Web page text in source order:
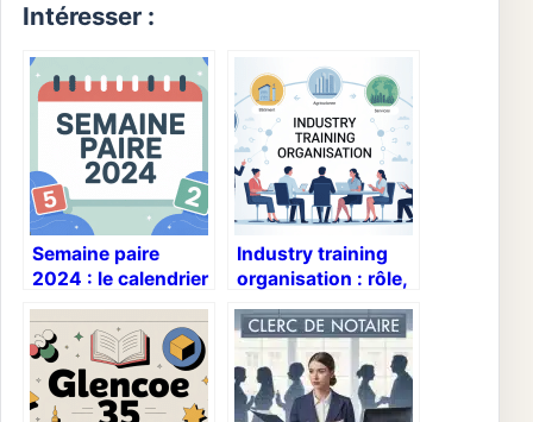
Intéresser :
Semaine paire
2024 : le calendrier
simple pour ne plus
se tromper
Industry training
organisation : rôle,
enjeux et bonnes
pratiques